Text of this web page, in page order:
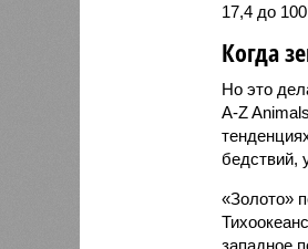
17,4 до
Когда
Но это
A-Z
бедствий,
«Золото»
западное